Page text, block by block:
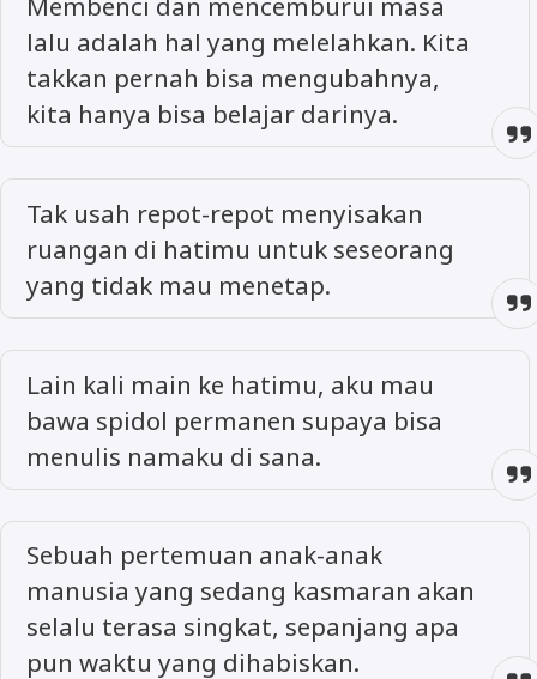
lalu adalah hal yang melelahkan. Kita
takkan pernah bisa mengubahnya,
kita hanya bisa belajar darinya.
Tak usah repot-repot menyisakan
ruangan di hatimu untuk seseorang
yang tidak mau menetap.
Lain kali main ke hatimu, aku mau
bawa spidol permanen supaya bisa
menulis namaku di sana.
Sebuah pertemuan anak-anak
manusia yang sedang kasmaran akan
selalu terasa singkat, sepanjang apa
pun waktu yang dihabiskan.